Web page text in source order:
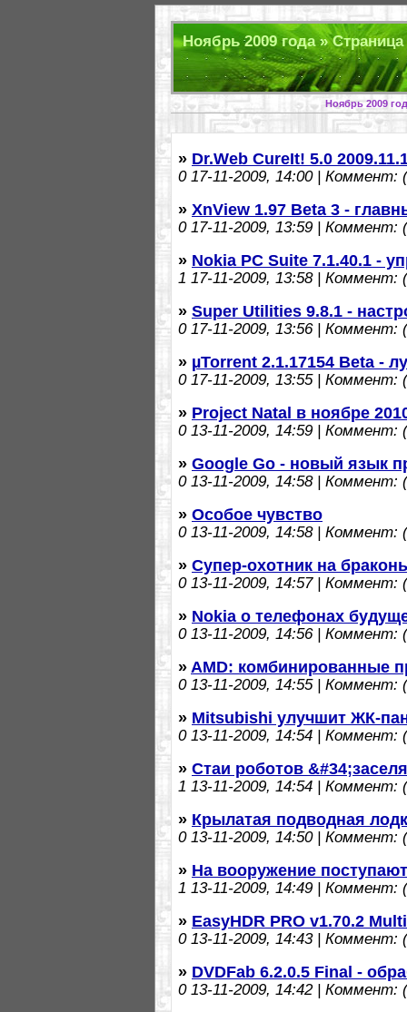
Ноябрь 2009 года » Страница
Ноябрь 2009
» Dr.Web CureIt! 5.0
017-11-2009, 14:00 | Коммент:
» XnView 1.97 Beta 3 -
017-11-2009, 13:59 | Коммент:
» Nokia PC Suite 7.1.40.1 -
1 17-11-2009, 13:58 | Коммент:
» Super Utilities 9.8.1 -
017-11-2009, 13:56 | Коммент:
» µTorrent 2.1.17154 Beta -
017-11-2009, 13:55 | Коммент:
» Project Natal в ноябре
013-11-2009, 14:59 | Коммент:
» Google Go - новый язык
013-11-2009, 14:58 | Коммент:
» Особое чувство
013-11-2009, 14:58 | Коммент:
» Супер-охотник на
013-11-2009, 14:57 | Коммент:
» Nokia о телефонах
013-11-2009, 14:56 | Коммент:
» AMD: комбинированные
013-11-2009, 14:55 | Коммент:
» Mitsubishi улучшит ЖК-
013-11-2009, 14:54 | Коммент:
» Стаи роботов
1 13-11-2009, 14:54 | Коммент:
» Крылатая подводная
013-11-2009, 14:50 | Коммент:
» На вооружение
1 13-11-2009, 14:49 | Коммент:
» EasyHDR PRO v1.70.2
013-11-2009, 14:43 | Коммент:
» DVDFab 6.2.0.5 Final -
013-11-2009, 14:42 | Коммент: